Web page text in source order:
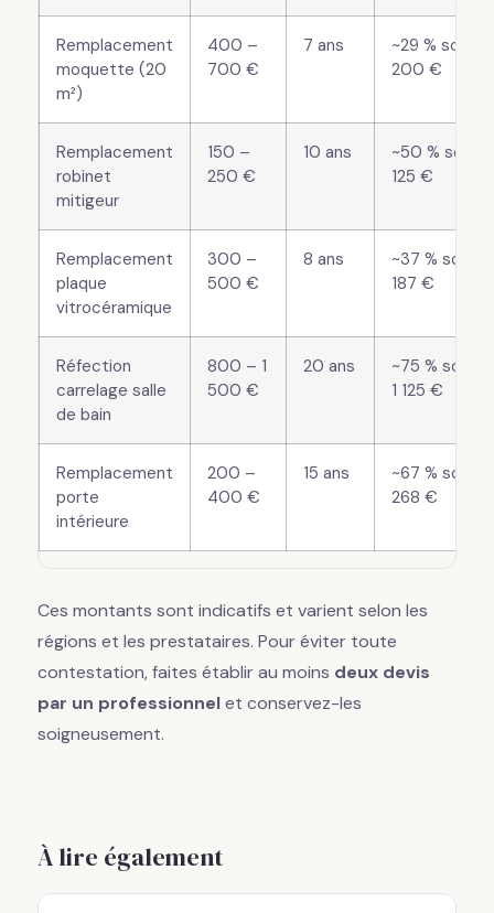
Remplacement
moquette (20
m²)
400 –
700 €
7 ans
~29 % soit
200 €
Remplacement
robinet
mitigeur
150 –
250 €
10 ans
~50 % soit
125 €
Remplacement
plaque
vitrocéramique
300 –
500 €
8 ans
~37 % soit
187 €
Réfection
carrelage salle
de bain
800 – 1
500 €
20 ans
~75 % soit
1 125 €
Remplacement
porte
intérieure
200 –
400 €
15 ans
~67 % soit
268 €
Ces montants sont indicatifs et varient selon les
régions et les prestataires. Pour éviter toute
contestation, faites établir au moins deux devis
par un professionnelet conservez-les
soigneusement.
À lire également